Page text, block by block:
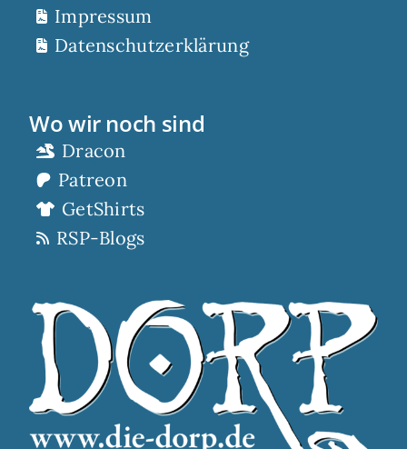
Impressum
Datenschutzerklärung
Wo wir noch sind
Dracon
Patreon
GetShirts
RSP-Blogs